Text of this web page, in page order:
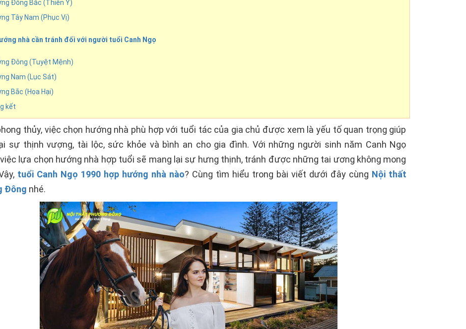
Đông Bắc (Thiên Y)
Tây Nam (Phục Vị)
nhà cần tránh đối với người tuổi Canh Ngọ
Đông (Tuyệt Mệnh)
Nam (Lục Sát)
Bắc (Họa Hại)
kết
thủy, việc chọn hướng nhà phù hợp với tuổi tác của gia chủ được xem là yếu tố quan trọng giúp
sự thịnh vượng, tài lộc, sức khỏe và bình an cho gia đình. Với những người sinh năm Canh Ngọ
việc lựa chọn hướng nhà hợp tuổi sẽ mang lại sự hưng thịnh, tránh được những tai ương không mong
tuổi Canh Ngọ 1990 hợp hướng nhà nào? Cùng tìm hiểu trong bài viết dưới đây cùng Nội thất
Đông nhé.